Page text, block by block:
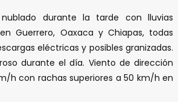
durante la tarde con lluvias
Guerrero, Oaxaca y Chiapas, todas
eléctricas y posibles granizadas.
durante el día. Viento de dirección
h con rachas superiores a 50 km/h en